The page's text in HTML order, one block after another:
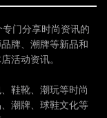
门分享时尚资讯的
牌、潮牌等新品和
活动资讯。
鞋靴、潮玩等时尚
潮牌、球鞋文化等